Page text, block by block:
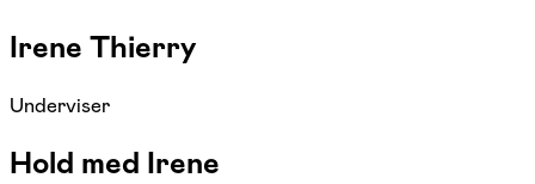
Irene Thierry
Underviser
Hold med Irene